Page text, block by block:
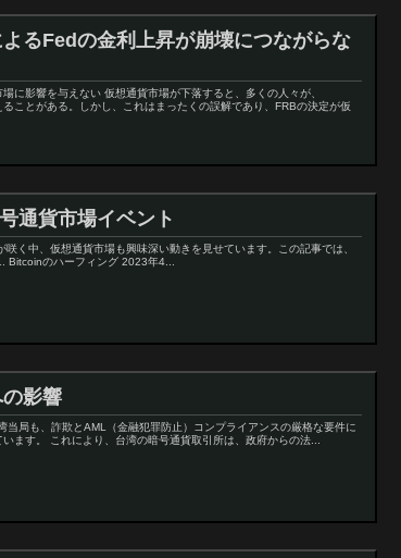
るFedの金利上昇が崩壊につながらな
に影響を与えない 仮想通貨市場が下落すると、多くの人々が、
ことがある。しかし、これはまったくの誤解であり、FRBの決定が仮
通貨市場イベント
く中、仮想通貨市場も興味深い動きを見せています。この記事では、
Bitcoinのハーフィング 2023年4...
影響
局も、詐欺とAML（金融犯罪防止）コンプライアンスの厳格な要件に
ます。 これにより、台湾の暗号通貨取引所は、政府からの法...